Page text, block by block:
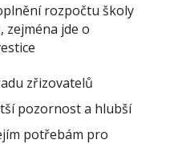
rozpočtu školy
zejména jde o
zřizovatelů
pozornost a hlubší
potřebám pro